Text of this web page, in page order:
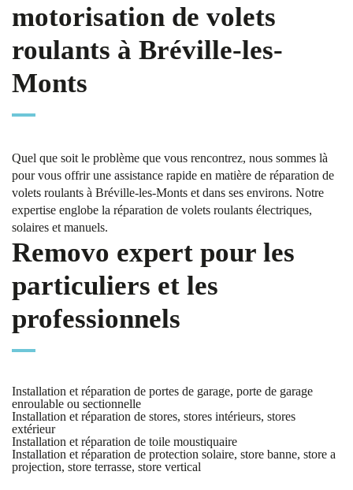
motorisation de volets
roulants à Bréville-les-
Monts
Quel que soit le problème que vous rencontrez, nous sommes là
pour vous offrir une assistance rapide en matière de réparation de
volets roulants à Bréville-les-Monts et dans ses environs. Notre
expertise englobe la réparation de volets roulants électriques,
solaires et manuels.
Removo expert pour les
particuliers et les
professionnels
Installation et réparation de portes de garage, porte de garage
enroulable ou sectionnelle
Installation et réparation de stores, stores intérieurs, stores
extérieur
Installation et réparation de toile moustiquaire
Installation et réparation de protection solaire, store banne, store a
projection, store terrasse, store vertical